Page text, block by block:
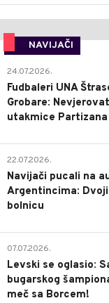
NAVIJAČI
24.07.2026.
Fudbaleri UNA
Grobare:
utakmice Partizana
22.07.2026.
Navijači pucali na
Argentincima:
bolnicu
07.07.2026.
Levski se oglasio:
bugarskog
meč sa Borcem!